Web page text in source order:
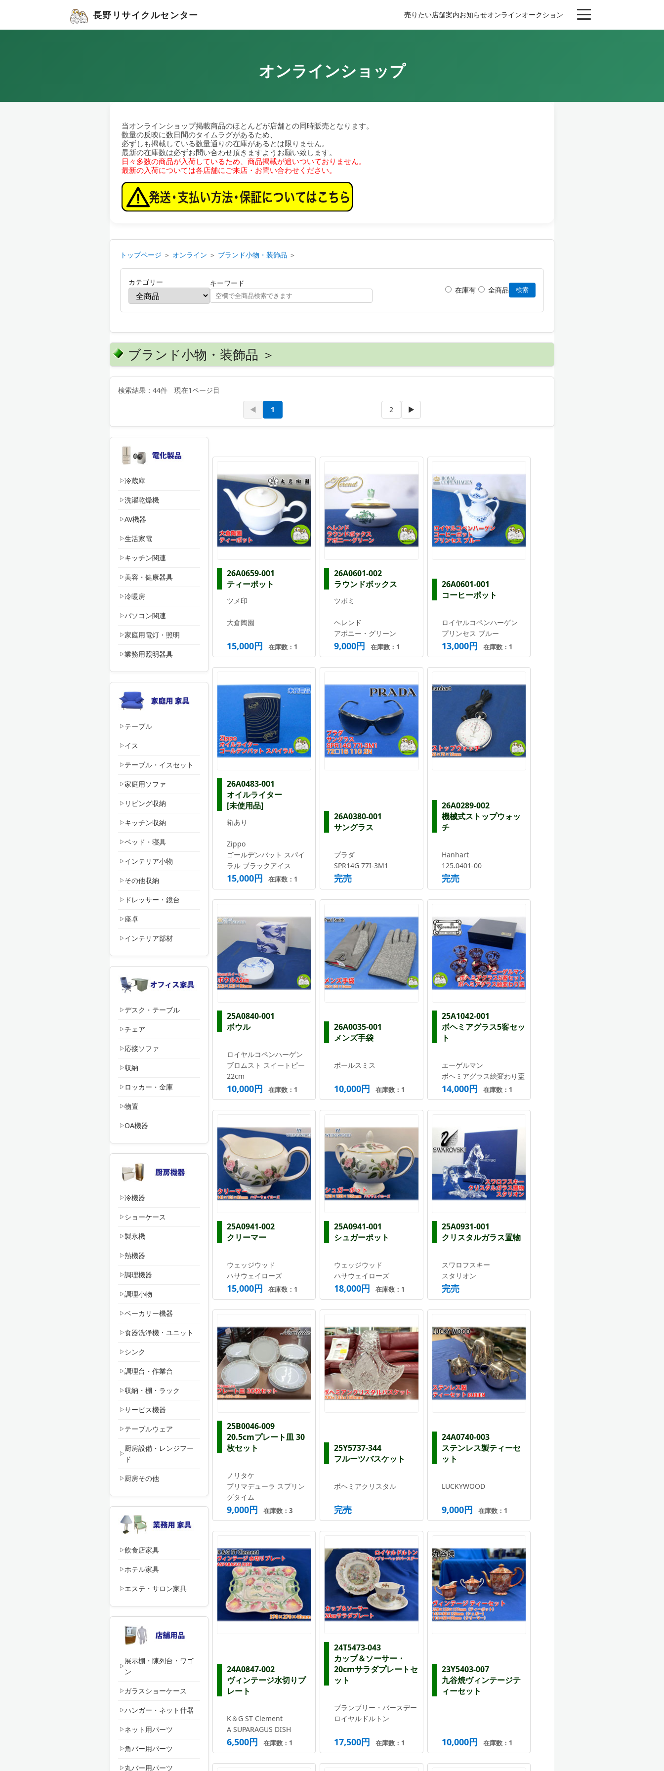
長野リサイクルセンター 売りたい店舗案内お知らせオンラインオークション
オンラインショップ
当オンラインショップ掲載商品のほとんどが店舗との同時販売となります。
数量の反映に数日間のタイムラグがあるため、
必ずしも掲載している数量通りの在庫があるとは限りません。
最新の在庫数は必ずお問い合わせ頂きますようお願い致します。
日々多数の商品が入荷しているため、商品掲載が追いついておりません。
最新の入荷については各店舗にご来店・お問い合わせください。
トップページ ＞ オンライン ＞ ブランド小物・装飾品 ＞
カテゴリー キーワード
在庫有 全商品 検索
ブランド小物・装飾品 ＞
検索結果：44件 現在1ページ目
◀ 1 2 ▶
冷蔵庫
洗濯乾燥機
AV機器
生活家電
キッチン関連
美容・健康器具
冷暖房
パソコン関連
家庭用電灯・照明
業務用照明器具
テーブル
イス
テーブル・イスセット
家庭用ソファ
リビング収納
キッチン収納
ベッド・寝具
インテリア小物
その他収納
ドレッサー・鏡台
座卓
インテリア部材
デスク・テーブル
チェア
応接ソファ
収納
ロッカー・金庫
物置
OA機器
冷機器
ショーケース
製氷機
熱機器
調理機器
調理小物
ベーカリー機器
食器洗浄機・ユニット
シンク
調理台・作業台
収納・棚・ラック
サービス機器
テーブルウェア
厨房設備・レンジフー
ド
厨房その他
飲食店家具
ホテル家具
エステ・サロン家具
展示棚・陳列台・ワゴ
ン
ガラスショーケース
ハンガー・ネット什器
ネット用パーツ
角バー用パーツ
丸バー用パーツ
26A0659-001
ティーポット
ツメ印
大倉陶園
15,000円 在庫数：1
26A0601-002
ラウンドボックス
ツボミ
ヘレンド
アポニー・グリーン
9,000円 在庫数：1
26A0601-001
コーヒーポット
ロイヤルコペンハーゲン
プリンセス ブルー
13,000円 在庫数：1
26A0483-001
オイルライター
[未使用品]
箱あり
Zippo
ゴールデンバット スパイ
ラル ブラックアイス
15,000円 在庫数：1
26A0380-001
サングラス
プラダ
SPR14G 77I-3M1
完売
26A0289-002
機械式ストップウォッ
チ
Hanhart
125.0401-00
完売
25A0840-001
ボウル
ロイヤルコペンハーゲン
ブロムスト スイートピー
22cm
10,000円 在庫数：1
26A0035-001
メンズ手袋
ポールスミス
10,000円 在庫数：1
25A1042-001
ボヘミアグラス5客セッ
ト
エーゲルマン
ボヘミアグラス絵変わり盃
14,000円 在庫数：1
25A0941-002
クリーマー
ウェッジウッド
ハサウェイローズ
15,000円 在庫数：1
25A0941-001
シュガーポット
ウェッジウッド
ハサウェイローズ
18,000円 在庫数：1
25A0931-001
クリスタルガラス置物
スワロフスキー
スタリオン
完売
25B0046-009
20.5cmプレート皿 30
枚セット
ノリタケ
プリマデューラ スプリン
グタイム
9,000円 在庫数：3
25Y5737-344
フルーツバスケット
ボヘミアクリスタル
完売
24A0740-003
ステンレス製ティーセ
ット
LUCKYWOOD
9,000円 在庫数：1
24A0847-002
ヴィンテージ水切りプ
レート
K＆G ST Clement
A SUPARAGUS DISH
6,500円 在庫数：1
24T5473-043
カップ＆ソーサー・
20cmサラダプレートセ
ット
ブランブリー・バースデー
ロイヤルドルトン
17,500円 在庫数：1
23Y5403-007
九谷焼ヴィンテージテ
ィーセット
10,000円 在庫数：1